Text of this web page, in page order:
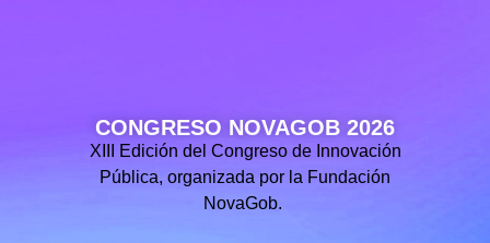
CONGRESO NOVAGOB 2026
XIII Edición del Congreso de Innovación
Pública, organizada por la Fundación
NovaGob.